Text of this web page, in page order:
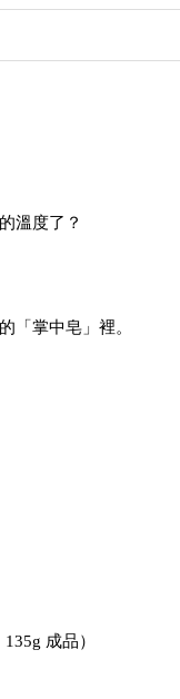
溫度了？
「掌中皂」裡。
成品）